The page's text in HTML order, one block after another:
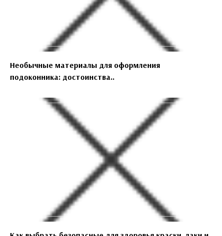
Необычные материалы для оформления
подоконника: достоинства..